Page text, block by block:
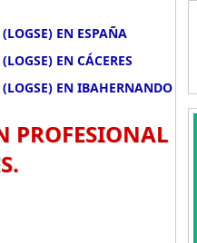
EN ESPAÑA
EN CÁCERES
EN IBAHERNANDO
PROFESIONAL